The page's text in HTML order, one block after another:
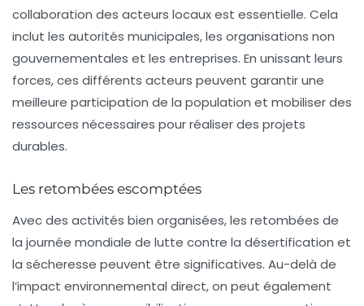
collaboration des acteurs locaux est essentielle. Cela
inclut les autorités municipales, les organisations non
gouvernementales et les entreprises. En unissant leurs
forces, ces différents acteurs peuvent garantir une
meilleure participation de la population et mobiliser des
ressources nécessaires pour réaliser des projets
durables.
Les retombées escomptées
Avec des activités bien organisées, les retombées de
la journée mondiale de lutte contre la désertification et
la sécheresse peuvent être significatives. Au-delà de
l’impact environnemental direct, on peut également